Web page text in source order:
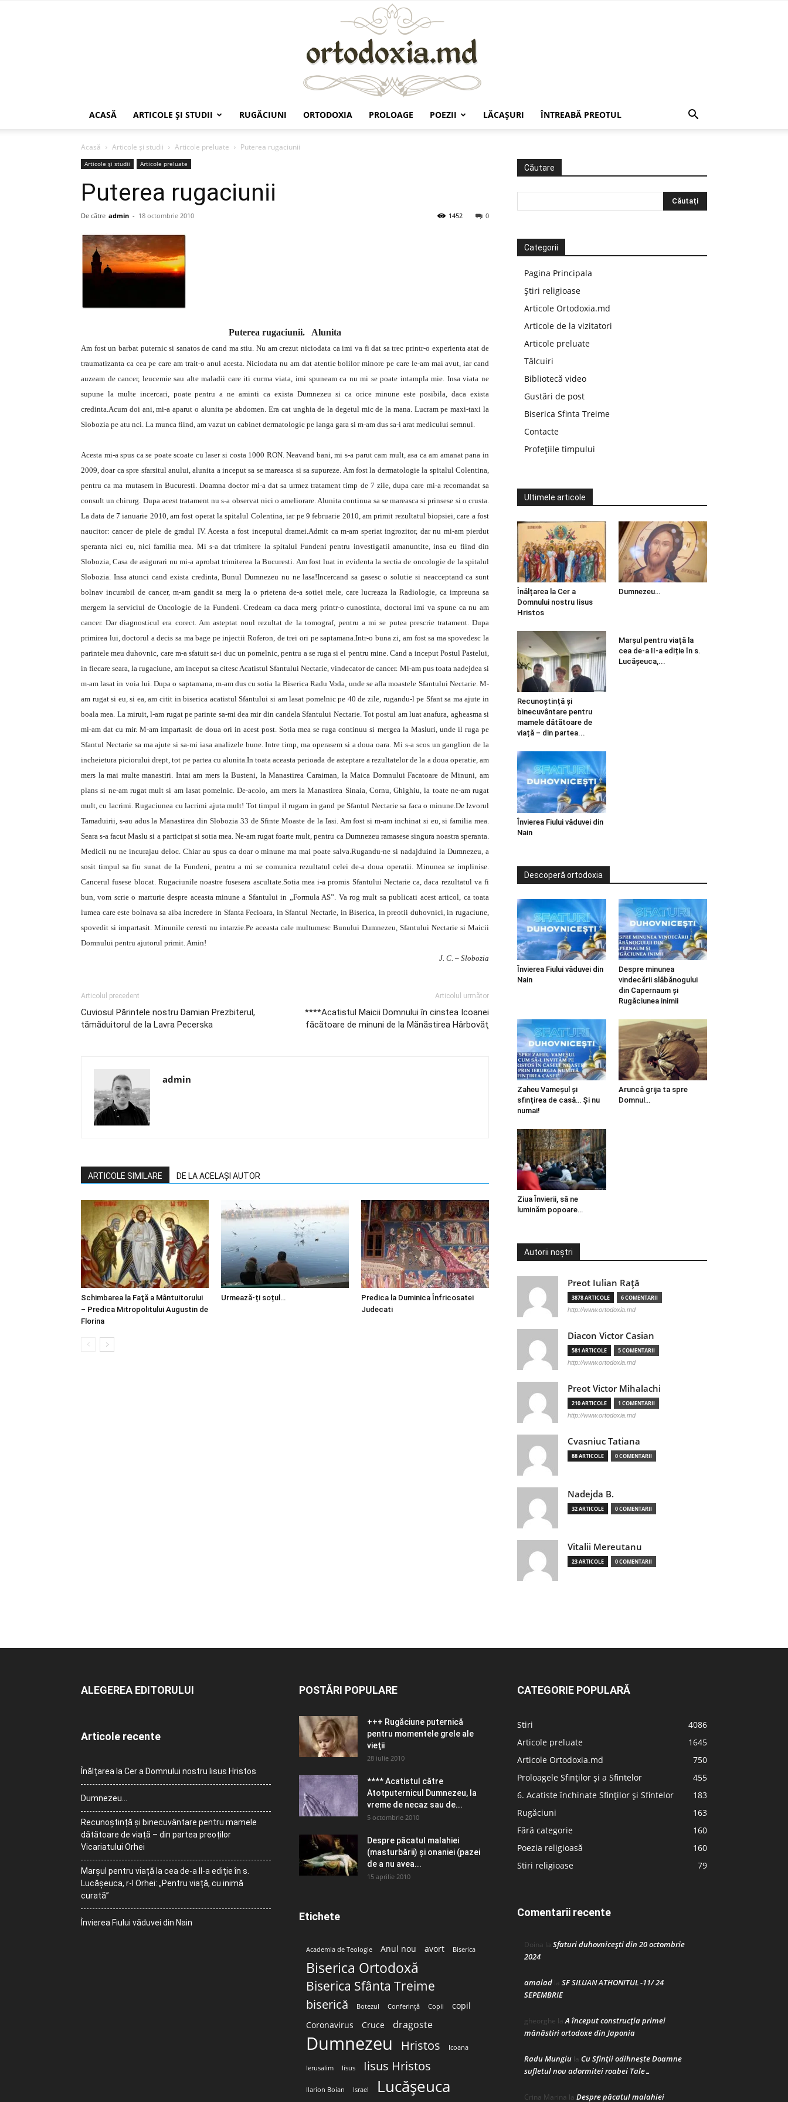
ACASĂ ARTICOLE ŞI STUDII RUGĂCIUNI ORTODOXIA PROLOAGE POEZII LĂCAŞURI ÎNTREABĂ PREOTUL
Acasă Articole şi studii Articole preluate Puterea rugaciunii
Articole şi studii Articole preluate
Puterea rugaciunii
De către admin - 18 octombrie 2010 0
1452
Puterea rugaciunii. Alunita
Am fost un barbat puternic si sanatos de cand ma stiu. Nu am crezut niciodata ca imi va fi dat sa trec printr-o experienta atat de
traumatizanta ca cea pe care am trait-o anul acesta. Niciodata nu am dat atentie bolilor minore pe care le-am mai avut, iar cand
auzeam de cancer, leucemie sau alte maladii care iti curma viata, imi spuneam ca nu mi se poate intampla mie. Insa viata ne
supune la multe incercari, poate pentru a ne aminti ca exista Dumnezeu si ca orice minune este posibila, daca exista
credinta.Acum doi ani, mi-a aparut o alunita pe abdomen. Era cat unghia de la degetul mic de la mana. Lucram pe maxi-taxi la
Slobozia pe atu nci. La munca fiind, am vazut un cabinet dermatologic pe langa gara si m-am dus sa-i arat medicului semnul.
Acesta mi-a spus ca se poate scoate cu laser si costa 1000 RON. Neavand bani, mi s-a parut cam mult, asa ca am amanat pana in
2009, doar ca spre sfarsitul anului, alunita a inceput sa se mareasca si sa supureze. Am fost la dermatologie la spitalul Colentina,
pentru ca ma mutasem in Bucuresti. Doamna doctor mi-a dat sa urmez tratament timp de 7 zile, dupa care mi-a recomandat sa
consult un chirurg. Dupa acest tratament nu s-a observat nici o ameliorare. Alunita continua sa se mareasca si prinsese si o crusta.
La data de 7 ianuarie 2010, am fost operat la spitalul Colentina, iar pe 9 februarie 2010, am primit rezultatul biopsiei, care a fost
naucitor: cancer de piele de gradul IV. Acesta a fost inceputul dramei.Admit ca m-am speriat ingrozitor, dar nu mi-am pierdut
speranta nici eu, nici familia mea. Mi s-a dat trimitere la spitalul Fundeni pentru investigatii amanuntite, insa eu fiind din
Slobozia, Casa de asigurari nu mi-a aprobat trimiterea la Bucuresti. Am fost luat in evidenta la sectia de oncologie de la spitalul
Slobozia. Insa atunci cand exista credinta, Bunul Dumnezeu nu ne lasa!Incercand sa gasesc o solutie si neacceptand ca sunt
bolnav incurabil de cancer, m-am gandit sa merg la o prietena de-a sotiei mele, care lucreaza la Radiologie, ca impreuna sa
mergem la serviciul de Oncologie de la Fundeni. Credeam ca daca merg printr-o cunostinta, doctorul imi va spune ca nu am
cancer. Dar diagnosticul era corect. Am asteptat noul rezultat de la tomograf, pentru a mi se putea prescrie tratament. Dupa
primirea lui, doctorul a decis sa ma bage pe injectii Roferon, de trei ori pe saptamana.Intr-o buna zi, am fost sa ma spovedesc la
parintele meu duhovnic, care m-a sfatuit sa-i duc un pomelnic, pentru a se ruga si el pentru mine. Cand a inceput Postul Pastelui,
in fiecare seara, la rugaciune, am inceput sa citesc Acatistul Sfantului Nectarie, vindecator de cancer. Mi-am pus toata nadejdea si
m-am lasat in voia lui. Dupa o saptamana, m-am dus cu sotia la Biserica Radu Voda, unde se afla moastele Sfantului Nectarie. M-
am rugat si eu, si ea, am citit in biserica acatistul Sfantului si am lasat pomelnic pe 40 de zile, rugandu-l pe Sfant sa ma ajute in
boala mea. La miruit, l-am rugat pe parinte sa-mi dea mir din candela Sfantului Nectarie. Tot postul am luat anafura, agheasma si
mi-am dat cu mir. M-am impartasit de doua ori in acest post. Sotia mea se ruga continuu si mergea la Masluri, unde il ruga pe
Sfantul Nectarie sa ma ajute si sa-mi iasa analizele bune. Intre timp, ma operasem si a doua oara. Mi s-a scos un ganglion de la
incheietura piciorului drept, tot pe partea cu alunita.In toata aceasta perioada de asteptare a rezultatelor de la a doua operatie, am
mers la mai multe manastiri. Intai am mers la Busteni, la Manastirea Caraiman, la Maica Domnului Facatoare de Minuni, am
plans si ne-am rugat mult si am lasat pomelnic. De-acolo, am mers la Manastirea Sinaia, Cornu, Ghighiu, la toate ne-am rugat
mult, cu lacrimi. Rugaciunea cu lacrimi ajuta mult! Tot timpul il rugam in gand pe Sfantul Nectarie sa faca o minune.De Izvorul
Tamaduirii, s-au adus la Manastirea din Slobozia 33 de Sfinte Moaste de la Iasi. Am fost si m-am inchinat si eu, si familia mea.
Seara s-a facut Maslu si a participat si sotia mea. Ne-am rugat foarte mult, pentru ca Dumnezeu ramasese singura noastra speranta.
Medicii nu ne incurajau deloc. Chiar au spus ca doar o minune ma mai poate salva.Rugandu-ne si nadajduind la Dumnezeu, a
sosit timpul sa fiu sunat de la Fundeni, pentru a mi se comunica rezultatul celei de-a doua operatii. Minunea se implinise.
Cancerul fusese blocat. Rugaciunile noastre fusesera ascultate.Sotia mea i-a promis Sfantului Nectarie ca, daca rezultatul va fi
bun, vom scrie o marturie despre aceasta minune a Sfantului in „Formula AS”. Va rog mult sa publicati acest articol, ca toata
lumea care este bolnava sa aiba incredere in Sfanta Fecioara, in Sfantul Nectarie, in Biserica, in preotii duhovnici, in rugaciune,
spovedit si impartasit. Minunile ceresti nu intarzie.Pe aceasta cale multumesc Bunului Dumnezeu, Sfantului Nectarie si Maicii
Domnului pentru ajutorul primit. Amin!
J. C. – Slobozia
Articolul precedent
Cuviosul Părintele nostru Damian Prezbiterul,
tămăduitorul de la Lavra Pecerska
Articolul următor
****Acatistul Maicii Domnului în cinstea Icoanei
făcătoare de minuni de la Mănăstirea Hârbovăţ
admin
ARTICOLE SIMILARE DE LA ACELAȘI AUTOR
Schimbarea la Faţă a Mântuitorului
– Predica Mitropolitului Augustin de
Florina
Urmează-ți soțul…
Predica la Duminica Înfricosatei
Judecati
Căutare
Categorii
Pagina Principala
Știri religioase
Articole Ortodoxia.md
Articole de la vizitatori
Articole preluate
Tâlcuiri
Bibliotecă video
Gustări de post
Biserica Sfinta Treime
Contacte
Profețiile timpului
Ultimele articole
Înălțarea la Cer a
Domnului nostru Iisus
Hristos
Dumnezeu…
Recunoștință și
binecuvântare pentru
mamele dătătoare de
viață – din partea...
Marșul pentru viață la
cea de-a II-a ediție în s.
Lucășeuca,...
Învierea Fiului văduvei din
Nain
Descoperă ortodoxia
Învierea Fiului văduvei din
Nain
Despre minunea
vindecării slăbănogului
din Capernaum și
Rugăciunea inimii
Zaheu Vameșul și
sfințirea de casă… Și nu
numai!
Aruncă grija ta spre
Domnul…
Ziua Învierii, să ne
luminăm popoare…
Autorii noștri
Preot Iulian Raţă
3878 ARTICOLE 6 COMENTARII
http://www.ortodoxia.md
Diacon Victor Casian
581 ARTICOLE 5 COMENTARII
http://www.ortodoxia.md
Preot Victor Mihalachi
210 ARTICOLE 1 COMENTARII
http://www.ortodoxia.md
Cvasniuc Tatiana
88 ARTICOLE 0 COMENTARII
Nadejda B.
32 ARTICOLE 0 COMENTARII
Vitalii Mereutanu
23 ARTICOLE 0 COMENTARII
ALEGEREA EDITORULUI
Articole recente
Înălțarea la Cer a Domnului nostru Iisus Hristos
Dumnezeu…
Recunoștință și binecuvântare pentru mamele
dătătoare de viață – din partea preoților
Vicariatului Orhei
Marșul pentru viață la cea de-a II-a ediție în s.
Lucășeuca, r-l Orhei: „Pentru viață, cu inimă
curată”
Învierea Fiului văduvei din Nain
POSTĂRI POPULARE
+++ Rugăciune puternică
pentru momentele grele ale
vieţii
28 iulie 2010
**** Acatistul către
Atotputernicul Dumnezeu, la
vreme de necaz sau de...
5 octombrie 2010
Despre păcatul malahiei
(masturbării) şi onaniei (pazei
de a nu avea...
15 aprilie 2010
Etichete
Academia de Teologie Anul nou avort Biserica
Biserica Ortodoxă
Biserica Sfânta Treime
biserică Botezul Conferință Copii
copil
Coronavirus
Cruce dragoste
Dumnezeu Hristos Icoana
Ierusalim Iisus Iisus Hristos
Ilarion Boian Israel Lucășeuca
CATEGORIE POPULARĂ
Stiri
4086
Articole preluate
1645
Articole Ortodoxia.md
750
Proloagele Sfinților și a Sfintelor
455
6. Acatiste închinate Sfinților și Sfintelor
183
Rugăciuni
163
Fără categorie
160
Poezia religioasă
160
Stiri religioase
79
Comentarii recente
Doina la Sfaturi duhovnicești din 20 octombrie
2024
amalad la SF SILUAN ATHONITUL -11/ 24
SEPEMBRIE
gheorghe laA început construcţia primei
mănăstiri ortodoxe din Japonia
Radu Mungiu la Cu Sfinții odihnește Doamne
sufletul nou adormitei roabei Tale…
Crina Marina la Despre păcatul malahiei